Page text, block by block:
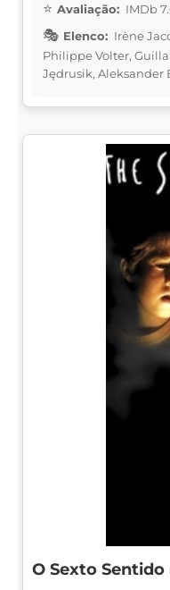
Avaliação: IMDb
Elenco: Irène
Philippe Volter,
Jędrusik, Aleksander
O Sexto Sentido